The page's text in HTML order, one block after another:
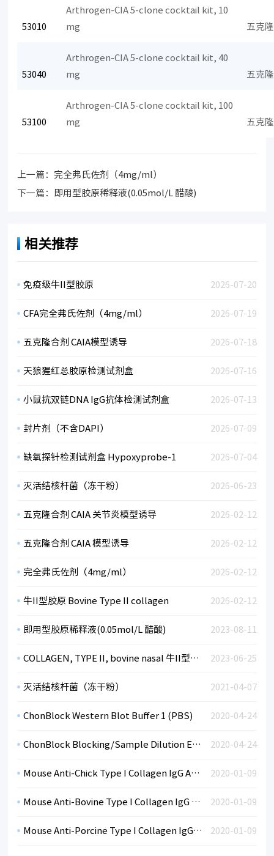
53010
Arthrogen-CIA 5-clone cocktail kit, 10
mg
五克
53040
Arthrogen-CIA 5-clone cocktail kit, 40
mg
五克
53100
Arthrogen-CIA 5-clone cocktail kit, 100
mg
五克
上一篇： 完全弗氏佐剂（4mg/ml）
下一篇：
即用型胶原稀释液(0.05mol/L 醋酸)
相关推荐
2026-07-20
免疫级牛II型胶原
2026-07-19
CFA完全弗氏佐剂（4mg/ml）
2026-07-18
五克隆合剂 CAIA模型诱导
2026-07-16
天狼猩红总胶原检测试剂盒
2026-07-13
小鼠抗双链DNA IgG抗体检测试剂盒
2026-07-09
封片剂（不含DAPI）
2026-07-04
缺氧探针检测试剂盒 Hypoxyprobe-1
2026-06-23
灭活结核杆菌（冻干粉）
2026-02-12
五克隆合剂 CAIA 关节炎模型诱导
2026-02-12
五克隆合剂 CAIA 模型诱导
2026-02-12
完全弗氏佐剂（4mg/ml）
2026-02-12
牛II型胶原 Bovine Type II collagen
2023-08-11
即用型胶原稀释液(0.05mol/L 醋酸)
2023-06-25
COLLAGEN, TYPE II, bovine nasal 牛II型胶原
2021-04-07
灭活结核杆菌（冻干粉）
2020-04-24
ChonBlock Western Blot Buffer 1 (PBS)
2020-04-24
ChonBlock Blocking/Sample Dilution ELISA Buffer Chondrex ELISA封闭/样本稀释液
2020-01-09
Mouse Anti-Chick Type I Collagen IgG Antibody Assay Kit, OPD
2020-01-09
Mouse Anti-Bovine Type I Collagen IgG Antibody Assay Kit, OPD
2020-01-09
Mouse Anti-Porcine Type I Collagen IgG Antibody Assay Kit, OPD